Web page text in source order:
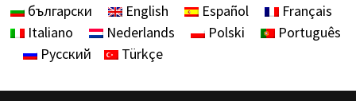
български
English Español
Français
Italiano
Nederlands Polski
Português
Русский
Türkçe